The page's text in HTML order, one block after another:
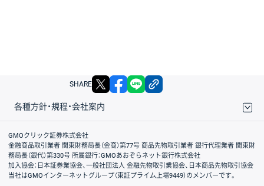
SHARE X facebook
各種方針・規程・会社案内
取引規程・約款
サイトマップ
その他のご案内
個人情報保護方針
最良執行方針
サイトのご利用について
ディスクレイマー
信託保全
リスク説明
会社案内
GMOクリック証券株式会社
金融商品取引業者 関東財務局長（金商）第77号 商品先物取引業者 銀行代理業者 関東財
務局長（銀代）第330号 所属銀行：GMOあおぞらネット銀行株式会社
加入協会：日本証券業協会、一般社団法人 金融先物取引業協会、日本商品先物取引協会
当社はGMOインターネットグループ（東証プライム上場9449）のメンバーです。